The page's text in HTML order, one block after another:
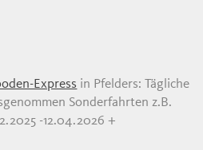
Express in Pfelders: Tägliche
Sonderfahrten z.B.
-12.04.2026 +